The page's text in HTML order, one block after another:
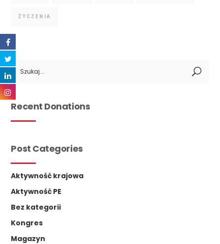
ŻYCZENIA
Search
for:
Recent Donations
Post Categories
Aktywność krajowa
Aktywność PE
Bez kategorii
Kongres
Magazyn